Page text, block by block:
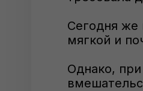
Сегодня же
мягкой и
Однако,